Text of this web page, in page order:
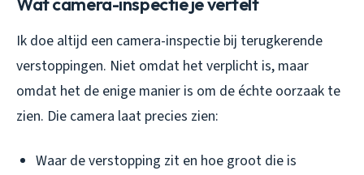
Ik doe altijd een camera-inspectie bij terugkerende
verstoppingen. Niet omdat het verplicht is, maar
omdat het de enige manier is om de échte oorzaak te
zien. Die camera laat precies zien:
Waar de verstopping zit en hoe groot die is